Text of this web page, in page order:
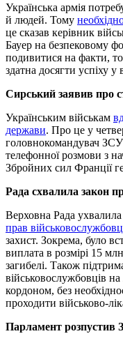
Українська армія
й людей. Тому
це сказав керівник
Бауер на безпековому
подивитися на факти,
здатна досягти успіху у
Сирський заявив про
Українським військам
держави. Про це у
головнокомандувач
телефонної розмови з
Збройних сил Франції
Рада схвалила закон
Верховна Рада
прав
захист. Зокрема, було
виплата в розмірі 15
загибелі. Також
військовослужбовців на
кордоном, без
проходити військово-
Парламент розпустив